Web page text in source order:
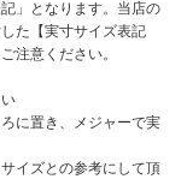
」となります。当店の
た【実寸サイズ表記
注意ください。
に置き、メジャーで実
イズとの参考にして頂